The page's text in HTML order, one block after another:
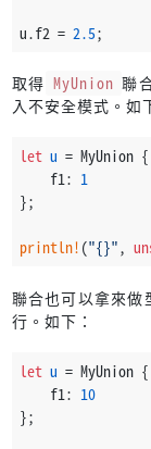
u.f2 = 2.5;
取得 MyUnion 聯
入不安全模式。如
let u = MyUnion {
    f1:
1
};
println! ("{}",
聯合也可以拿來做
行。如下：
let u = MyUnion {
    f1:
10
};